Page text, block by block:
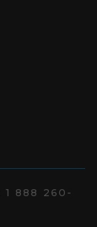
1 888 260-